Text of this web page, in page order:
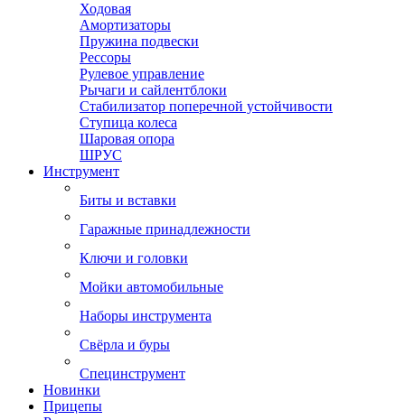
Ходовая
Амортизаторы
Пружина подвески
Рессоры
Рулевое управление
Рычаги и сайлентблоки
Стабилизатор поперечной устойчивости
Ступица колеса
Шаровая опора
ШРУС
Инструмент
Биты и вставки
Гаражные принадлежности
Ключи и головки
Мойки автомобильные
Наборы инструмента
Свёрла и буры
Специнструмент
Новинки
Прицепы